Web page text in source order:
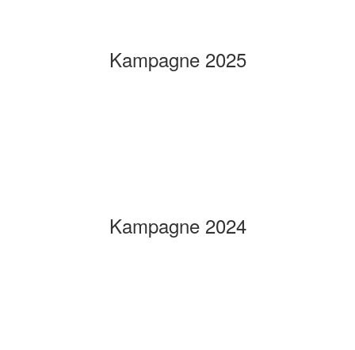
Kampagne 2025
Kampagne 2024